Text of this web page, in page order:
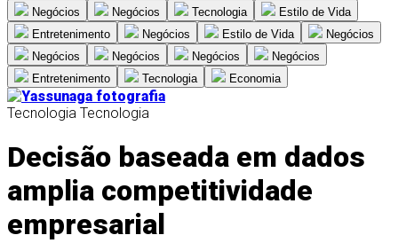
Negócios Negócios Tecnologia
Estilo de Vida
Entretenimento
Negócios Estilo de Vida
Negócios
Negócios
Negócios Negócios
Negócios
Entretenimento
Tecnologia Economia
Tecnologia Tecnologia
Decisão baseada em dados
amplia competitividade
empresarial